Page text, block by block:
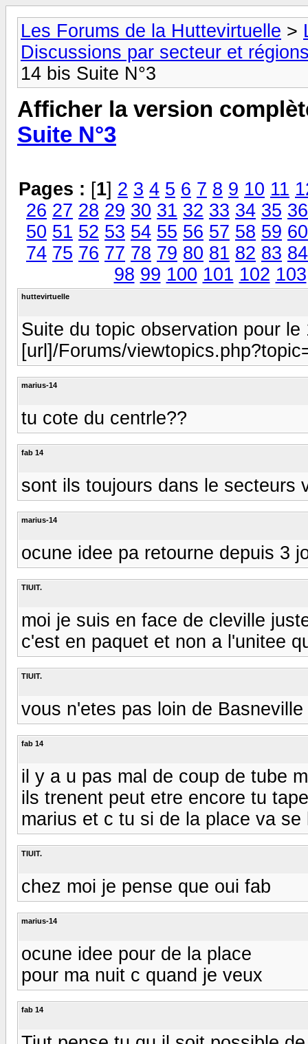
Les Forums de la Huttevirtuelle >
Discussions par secteur et
14 bis Suite N°3
Afficher la version
Suite N°3
Pages : [1] 2 3 4 5 6 7 8 9 10 11
26 27 28 29 30 31 32 33 34 35 36
50 51 52 53 54 55 56 57 58 59 60
74 75 76 77 78 79 80 81 82 83 84
98 99 100 101 102 103
huttevirtuelle
Suite du topic observation pour le
[url]/Forums/
marius-14
tu cote du centrle??
fab 14
sont ils toujours dans le secteurs
marius-14
ocune idee pa retourne depuis 3
TIUIT.
moi je suis en face de cleville
c'est en paquet et non a l'unitee
TIUIT.
vous n'etes pas loin de
fab 14
il y a u pas mal de coup de tube
ils trenent peut etre encore tu
marius et c tu si de la place va
TIUIT.
chez moi je pense que oui fab
marius-14
ocune idee pour de la place
pour ma nuit c quand je veux
fab 14